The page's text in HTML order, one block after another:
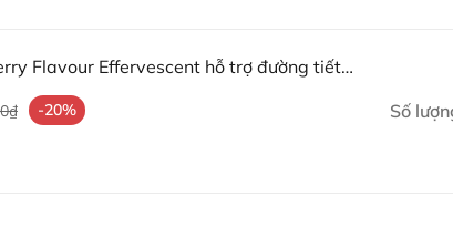
Flavour Effervescent hỗ trợ đường tiết
-20% Số